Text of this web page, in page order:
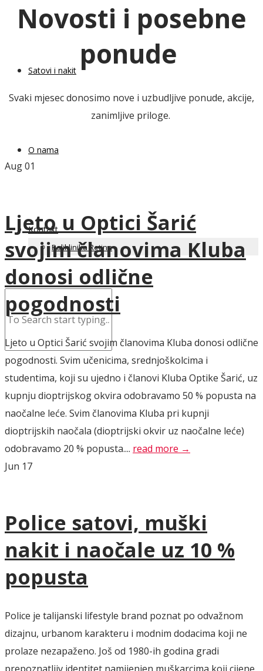
Satovi i nakit
O nama
Kontakt
Poliklinika Retina
Novosti i posebne
ponude
Svaki mjesec donosimo nove i uzbudljive ponude, akcije,
zanimljive priloge.
Aug01
Ljeto u Optici Šarić
svojim članovima Kluba
donosi odlične
pogodnosti
Ljeto u Optici Šarić svojim članovima Kluba donosi odlične
pogodnosti. Svim učenicima, srednjoškolcima i
studentima, koji su ujedno i članovi Kluba Optike Šarić, uz
kupnju dioptrijskog okvira odobravamo 50 % popusta na
naočalne leće. Svim članovima Kluba pri kupnji
dioptrijskih naočala (dioptrijski okvir uz naočalne leće)
odobravamo 20 % popusta.... read more →
Jun 17
Police satovi, muški
nakit i naočale uz 10 %
popusta
Police je talijanski lifestyle brand poznat po odvažnom
dizajnu, urbanom karakteru i modnim dodacima koji ne
prolaze nezapaženo. Još od 1980-ih godina gradi